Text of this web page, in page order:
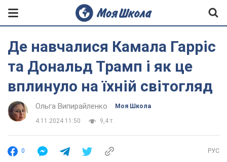
Де навчалися Камала Гарріс
та Дональд Трамп і як це
вплинуло на їхній світогляд
Ольга Випирайленко Моя Школа
4.11.2024 11:50 9,4 т.
0 РУС